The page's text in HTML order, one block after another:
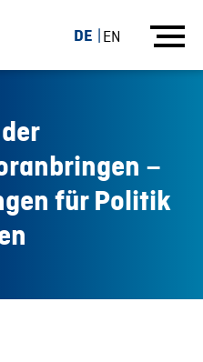
DE EN
–
für Politik